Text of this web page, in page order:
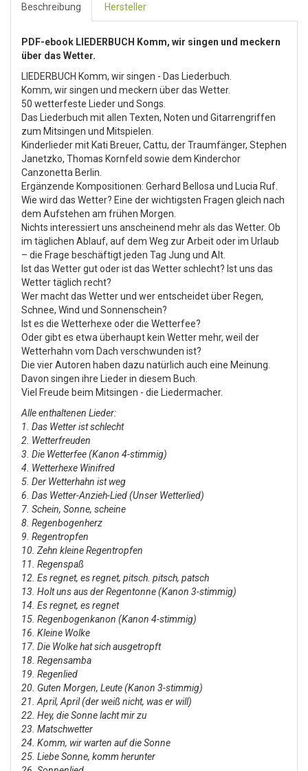
Beschreibung Hersteller
PDF-ebook LIEDERBUCH Komm, wir singen und meckern
über das Wetter.
LIEDERBUCH Komm, wir singen - Das Liederbuch.
Komm, wir singen und meckern über das Wetter.
50 wetterfeste Lieder und Songs.
Das Liederbuch mit allen Texten, Noten und Gitarrengriffen
zum Mitsingen und Mitspielen.
Kinderlieder mit Kati Breuer, Cattu, der Traumfänger, Stephen
Janetzko, Thomas Kornfeld sowie dem Kinderchor
Canzonetta Berlin.
Ergänzende Kompositionen: Gerhard Bellosa und Lucia Ruf.
Wie wird das Wetter? Eine der wichtigsten Fragen gleich nach
dem Aufstehen am frühen Morgen.
Nichts interessiert uns anscheinend mehr als das Wetter. Ob
im täglichen Ablauf, auf dem Weg zur Arbeit oder im Urlaub
– die Frage beschäftigt jeden Tag Jung und Alt.
Ist das Wetter gut oder ist das Wetter schlecht? Ist uns das
Wetter täglich recht?
Wer macht das Wetter und wer entscheidet über Regen,
Schnee, Wind und Sonnenschein?
Ist es die Wetterhexe oder die Wetterfee?
Oder gibt es etwa überhaupt kein Wetter mehr, weil der
Wetterhahn vom Dach verschwunden ist?
Die vier Autoren haben dazu natürlich auch eine Meinung.
Davon singen ihre Lieder in diesem Buch.
Viel Freude beim Mitsingen - die Liedermacher.
Alle enthaltenen Lieder:
1. Das Wetter ist schlecht
2. Wetterfreuden
3. Die Wetterfee (Kanon 4-stimmig)
4. Wetterhexe Winifred
5. Der Wetterhahn ist weg
6. Das Wetter-Anzieh-Lied (Unser Wetterlied)
7. Schein, Sonne, scheine
8. Regenbogenherz
9. Regentropfen
10. Zehn kleine Regentropfen
11. Regenspaß
12. Es regnet, es regnet, pitsch. pitsch, patsch
13. Holt uns aus der Regentonne (Kanon 3-stimmig)
14. Es regnet, es regnet
15. Regenbogenkanon (Kanon 4-stimmig)
16. Kleine Wolke
17. Die Wolke hat sich ausgetropft
18. Regensamba
19. Regenlied
20. Guten Morgen, Leute (Kanon 3-stimmig)
21. April, April (der weiß nicht, was er will)
22. Hey, die Sonne lacht mir zu
23. Matschwetter
24. Komm, wir warten auf die Sonne
25. Liebe Sonne, komm herunter